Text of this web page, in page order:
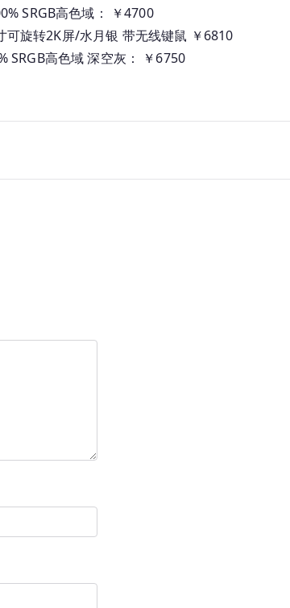
SRGB高色域： ￥4700
旋转2K屏/水月银 带无线键鼠 ￥6810
SRGB高色域 深空灰： ￥6750